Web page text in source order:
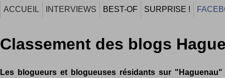
ACCUEIL INTERVIEWS BEST-OF SURPRISE !
Classement des blogs
Les blogueurs et blogueuses résidants sur "Haguenau"